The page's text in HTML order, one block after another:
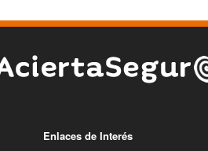
Enlaces de Interés